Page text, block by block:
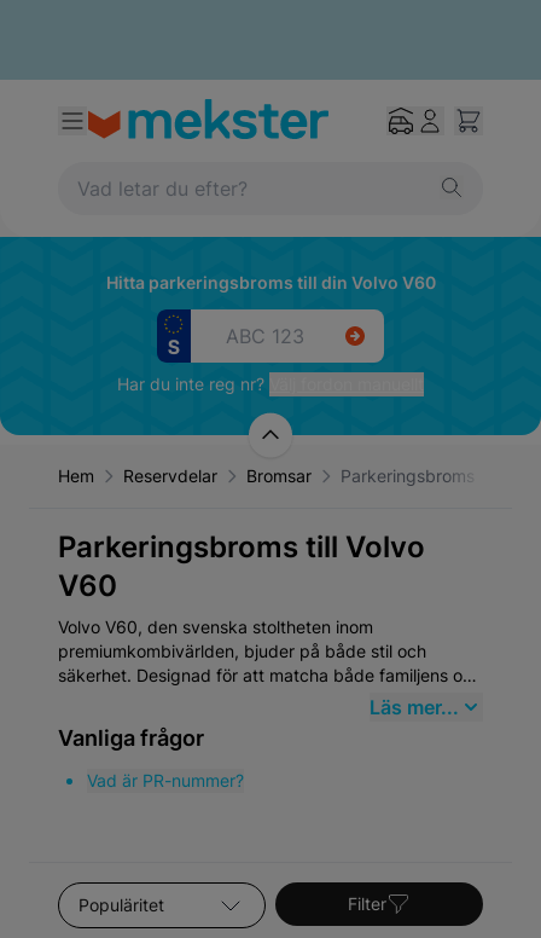
Hitta parkeringsbroms till din Volvo V60
Har du inte reg nr?
Hem Reservdelar Bromsar Parkeringsbroms
Parkeringsbroms till Volvo
V60
Volvo V60, den svenska stoltheten inom
premiumkombivärlden, bjuder på både stil och
säkerhet. Designad för att matcha både familjens och
förarens behov, detta fordon framhäver innovation
och hållbarhet som speglar Volvos långa tradition av
bilsäkerhet och design. Genom att köpa
högkvalitativa Parkeringsbroms från Mekster.se
Läs mer...
Vanliga frågor
Vad är PR-nummer?
Sortera efter Filter